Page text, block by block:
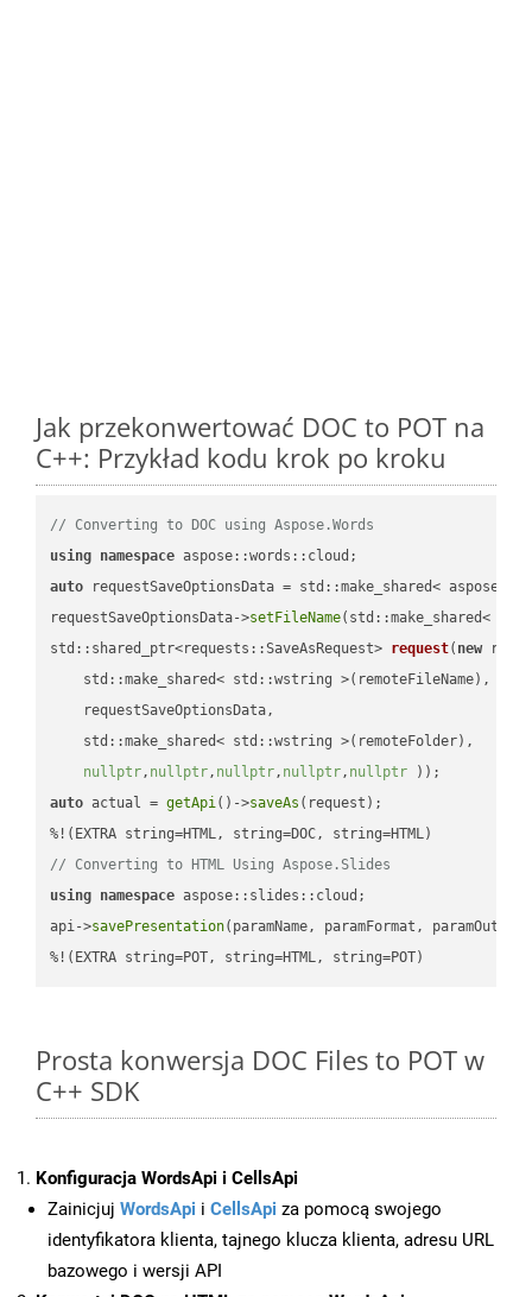
Jak przekonwertować DOC to POT na
C++: Przykład kodu krok po kroku
// Converting to DOC using Aspose.Words
using namespace
auto requestSaveOptionsData = std::make_shared<
requestSaveOptionsData->setFileName(std::make_shared<
std::shared_ptr<requests::SaveAsRequest> request( new
    std::make_shared< std::wstring >(remoteFileName),
    requestSaveOptionsData,
    std::make_shared< std::wstring >(remoteFolder),
nullptr, nullptr, nullptr, nullptr, nullptr ))
auto actual = getApi()->saveAs (request);
// Converting to HTML Using Aspose.Slides
using namespace aspose::slides::cloud;
api->savePresentation(paramName, paramFormat,
%!(EXTRA string=POT, string=HTML, string=POT)
Prosta konwersja DOC Files to POT w
C++ SDK
Konfiguracja WordsApi i CellsApi
Zainicjuj WordsApi i CellsApi za pomocą swojego
identyfikatora klienta, tajnego klucza klienta, adresu URL
bazowego i wersji API